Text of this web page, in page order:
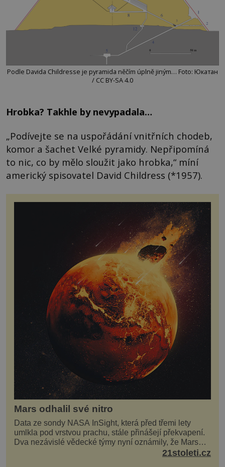
Podle Davida Childresse je pyramida něčím úplně jiným… Foto: Юкатан
/ CC BY-SA 4.0
Hrobka? Takhle by nevypadala…
„Podívejte se na uspořádání vnitřních chodeb,
komor a šachet Velké pyramidy. Nepřipomíná
to nic, co by mělo sloužit jako hrobka,“ míní
americký spisovatel David Childress (*1957).
Mars odhalil své nitro
Data ze sondy NASA InSight, která před třemi lety
umlkla pod vrstvou prachu, stále přinášejí překvapení.
Dva nezávislé vědecké týmy nyní oznámily, že Mars
má nejen plášť plný trosek z dávných impaktů,...21stoleti.cz